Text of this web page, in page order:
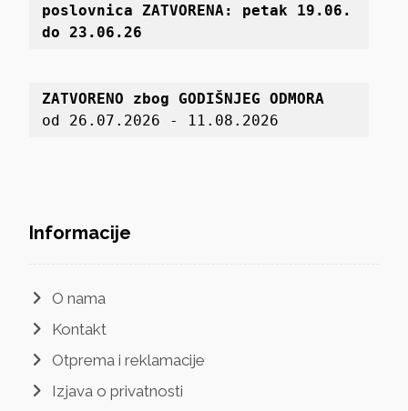
poslovnica ZATVORENA: petak 19 .06.
do 23.06.26
ZATVORENO zbog GODIŠNJEG ODMORA
od 26.07.2026 - 11.08.2026
Informacije
O nama
Kontakt
Otprema i reklamacije
Izjava o privatnosti